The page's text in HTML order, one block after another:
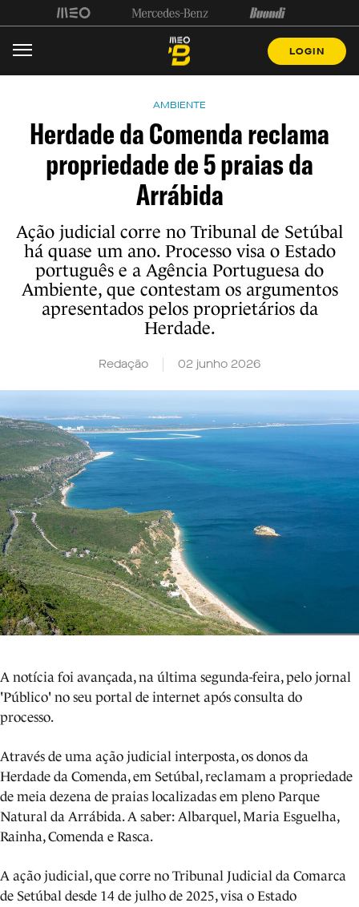
LOGIN
AMBIENTE
Herdade da Comenda reclama
propriedade de 5 praias da
Arrábida
Ação judicial corre no Tribunal de Setúbal
há quase um ano. Processo visa o Estado
português e a Agência Portuguesa do
Ambiente, que contestam os argumentos
apresentados pelos proprietários da
Herdade.
Redação 02 junho 2026
A notícia foi avançada, na última segunda-feira, pelo jornal
'Público' no seu portal de internet após consulta do
processo.
Através de uma ação judicial interposta, os donos da
Herdade da Comenda, em Setúbal, reclamam a propriedade
de meia dezena de praias localizadas em pleno Parque
Natural da Arrábida. A saber: Albarquel, Maria Esguelha,
Rainha, Comenda e Rasca.
A ação judicial, que corre no Tribunal Judicial da Comarca
de Setúbal desde 14 de julho de 2025, visa o Estado